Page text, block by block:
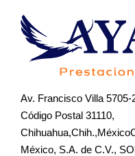
Av. Francisco Villa 5705-
Código Postal 31110,
México, S.A. de C.V.,